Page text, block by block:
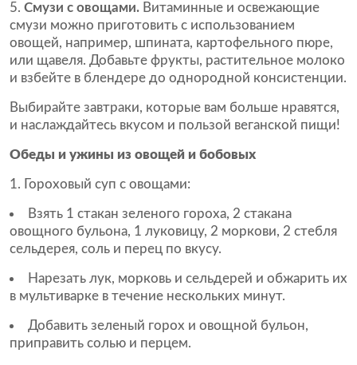
5. Смузи с овощами. Витаминные и освежающие
смузи можно приготовить с использованием
овощей, например, шпината, картофельного пюре,
или щавеля. Добавьте фрукты, растительное молоко
и взбейте в блендере до однородной консистенции.
Выбирайте завтраки, которые вам больше нравятся,
и наслаждайтесь вкусом и пользой веганской пищи!
Обеды и ужины из овощей и бобовых
1. Гороховый суп с овощами:
Взять 1 стакан зеленого гороха, 2 стакана
овощного бульона, 1 луковицу, 2 моркови, 2 стебля
сельдерея, соль и перец по вкусу.
Нарезать лук, морковь и сельдерей и обжарить их
в мультиварке в течение нескольких минут.
Добавить зеленый горох и овощной бульон,
приправить солью и перцем.